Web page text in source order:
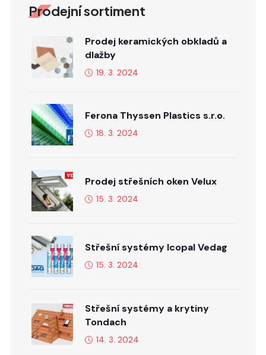
Prodejní sortiment
Prodej keramických obkladů a
dlažby
19. 3. 2024
Ferona Thyssen Plastics s.r.o.
18. 3. 2024
Prodej střešních oken Velux
15. 3. 2024
Střešní systémy Icopal Vedag
15. 3. 2024
Střešní systémy a krytiny
Tondach
14. 3. 2024